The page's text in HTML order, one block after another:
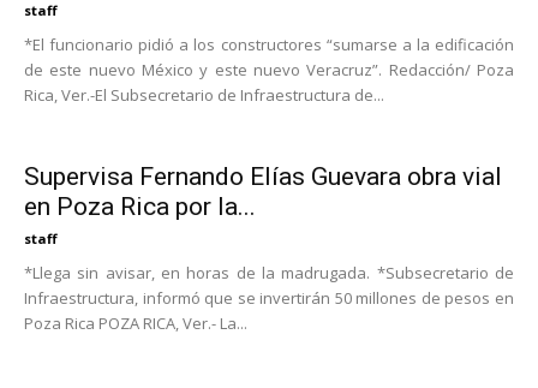
staff
*El funcionario pidió a los constructores “sumarse a la edificación
de este nuevo México y este nuevo Veracruz”. Redacción/ Poza
Rica, Ver.-El Subsecretario de Infraestructura de...
Supervisa Fernando Elías Guevara obra vial
en Poza Rica por la...
staff
*Llega sin avisar, en horas de la madrugada. *Subsecretario de
Infraestructura, informó que se invertirán 50 millones de pesos en
Poza Rica POZA RICA, Ver.- La...